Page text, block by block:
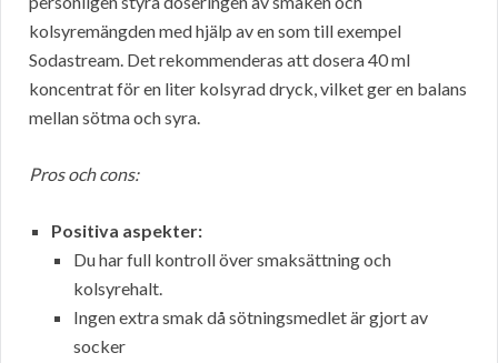
kolsyremängden med hjälp av ensom till exempel
Sodastream. Det rekommenderas att dosera 40 ml
koncentrat för en liter kolsyrad dryck, vilket ger en balans
mellan sötma och syra.
Pros och cons:
Positiva aspekter:
Du har full kontroll över smaksättning och
kolsyrehalt.
Ingen extra smak då sötningsmedlet är gjort av
socker